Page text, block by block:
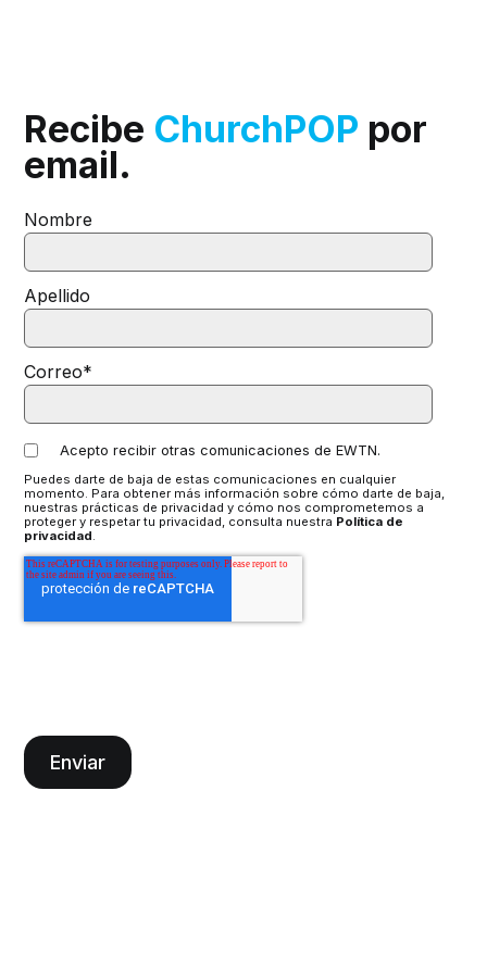
Recibe ChurchPOP por
email.
Nombre
Apellido
Correo*
Acepto recibir otras comunicaciones de EWTN.
Puedes darte de baja de estas comunicaciones en cualquier
momento. Para obtener más información sobre cómo darte de baja,
nuestras prácticas de privacidad y cómo nos comprometemos a
proteger y respetar tu privacidad, consulta nuestra Política de
privacidad.